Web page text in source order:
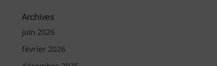
Archives
juin 2026
février 2026